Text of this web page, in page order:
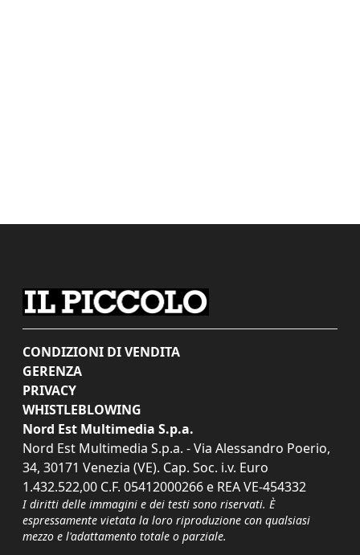
CONDIZIONI DI VENDITA
GERENZA
PRIVACY
WHISTLEBLOWING
Nord Est Multimedia S.p.a.
Nord Est Multimedia S.p.a. - Via Alessandro Poerio,
34, 30171 Venezia (VE). Cap. Soc. i.v. Euro
1.432.522,00 C.F. 05412000266 e REA VE-454332
I diritti delle immagini e dei testi sono riservati. È
espressamente vietata la loro riproduzione con qualsiasi
mezzo e l'adattamento totale o parziale.